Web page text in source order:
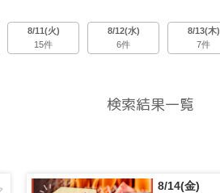
8/11(火)
15件
8/12(水)
6件
8/13(木)
7件
検索結果一覧
8/14(金)